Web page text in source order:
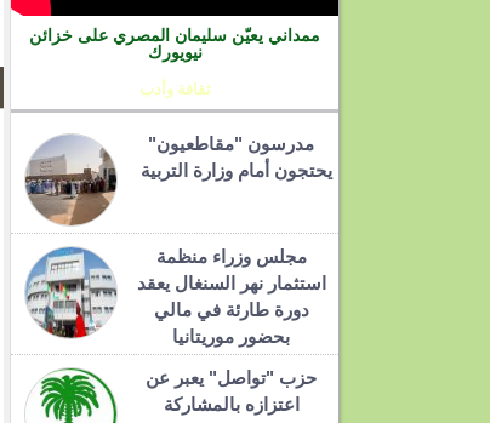
ممداني يعيّن سليمان المصري على خزائن
نيويورك
ثقافة وأدب
مدرسون "مقاطعيون"
يحتجون أمام وزارة التربية
مجلس وزراء منظمة
استثمار نهر السنغال يعقد
دورة طارئة في مالي
بحضور موريتانيا
حزب "تواصل" يعبر عن
اعتزازه بالمشاركة